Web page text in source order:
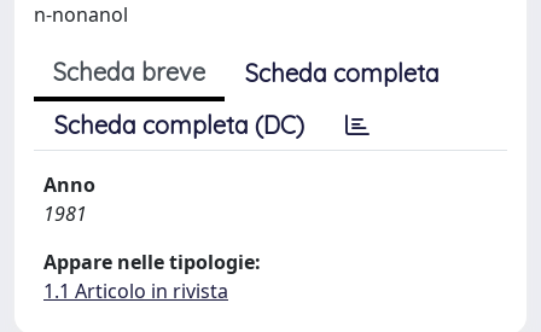
n-nonanol
Scheda breve
Scheda completa
Scheda completa (DC)
Anno
1981
Appare nelle tipologie:
1.1 Articolo in rivista